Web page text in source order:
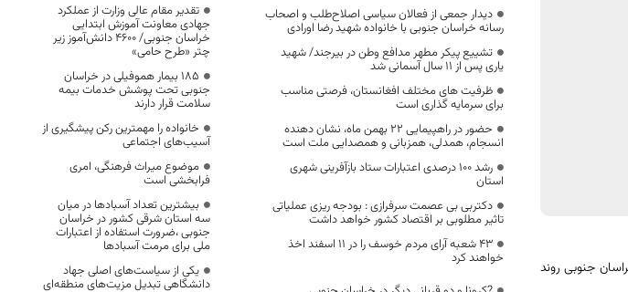
جنوبی روند
دیدار جمعی از فعالان سیاسی اصلاح‌طلب و اصحاب
رسانه‌ خراسان جنوبی با خانواده شهید رضا اورادی
تشییع پیکر مطهر مدافع وطن در بیرجند/ شهید
یاری پس از ۱۱ سال آسمانی شد
ظرفیت های مختلف افغانستان، فرصتی مناسب
برای سرمایه‌ گذاری است
حضور در راهپیمایی ۲۲ بهمن ماه، نشان دهنده
انسجام، همدلی، همزبانی و همصدایی ملت است
رشد 100 درصدی اعتبارات ستاد بازآفرینی شهری
استان
دکتربی بی عصمت سرفرازی : بودجه ریزی عملیاتی
تاثیر مطلوبی بر اقتصاد کشور خواهد داشت
۴۳ شعبه آرای مردم خوسف را در ۱۱ اسفند اخذ
خواهند کرد
تقدیر مقام عالی وزارت از عملکرد
جهادی معاونت آموزش ابتدایی
خراسان جنوبی/ ۴۶۰۰ دانش‌آموز زیر
چتر «طرح حامی»
۱۸۵ بیمار هموفیلی در خراسان
جنوبی تحت پوشش خدمات بیمه
سلامت قرار دارند
خانواده را مهمترین رکن پیشگیری از
آسیب‌های اجتماعی
موضوع میراث فرهنگی، امری
فرابخشی است
بیشترین تعداد آسبادها در میان
سه استان شرقی کشور در خراسان
جنوبی ،ضرورت استفاده از اعتبارات
ملی برای مرمت آسبادها
یکی از سیاست‌های اصلی جهاد
دانشگاهی تبدیل مزیت‌های منطقه‌ای